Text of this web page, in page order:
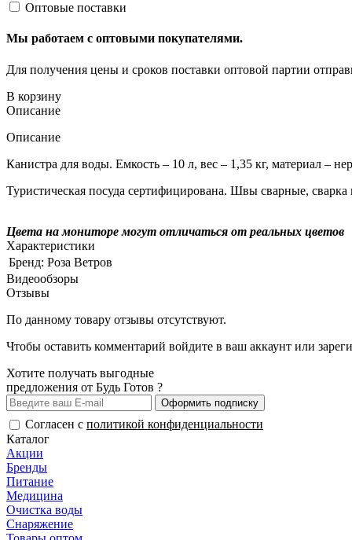
Оптовые поставки
Мы работаем с оптовыми покупателями.
Для получения цены и сроков поставки оптовой партии
В корзину
Описание
Описание
Канистра для воды. Емкость – 10 л, вес – 1,35 кг, материал –
Туристическая посуда сертифицирована. Швы сварные,
Цвета на мониторе могут отличаться от реальных цветов
Характеристики
Бренд: Роза Ветров
Видеообзоры
Отзывы
По данному товару отзывы отсутствуют.
Чтобы оставить комментарий войдите в ваш аккаунт или
Хотите получать выгодные
предложения от Будь Готов ?
Оформить подписку
Согласен с политикой конфиденциальности
Каталог
Акции
Бренды
Питание
Медицина
Очистка воды
Снаряжение